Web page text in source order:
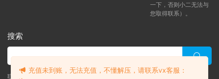
一下，否则小二无法与
您取得联系）。
搜索
联系客服 (添加后告诉客服-来自熊人族咨询问题)
充值未到账，无法充值，不懂解压，请联系vx客服：